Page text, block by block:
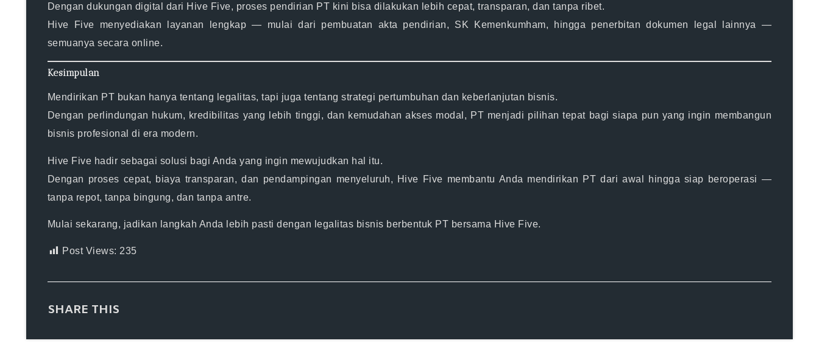
Dengan dukungan digital dari Hive Five, proses pendirian PT kini bisa dilakukan lebih cepat, transparan, dan tanpa ribet.
Hive Five menyediakan layanan lengkap — mulai dari pembuatan akta pendirian, SK Kemenkumham, hingga penerbitan dokumen legal lainnya —
semuanya secara online.
Kesimpulan
Mendirikan PT bukan hanya tentang legalitas, tapi juga tentangstrategi pertumbuhan dan keberlanjutan bisnis.
Dengan perlindungan hukum, kredibilitas yang lebih tinggi, dan kemudahan akses modal, PT menjadi pilihan tepat bagi siapa pun yang ingin membangun
bisnis profesional di era modern.
Hive Five hadir sebagai solusi bagi Anda yang ingin mewujudkan hal itu.
Dengan proses cepat, biaya transparan, dan pendampingan menyeluruh, Hive Five membantu Anda mendirikan PT dari awal hingga siap beroperasi —
tanpa repot, tanpa bingung, dan tanpa antre.
Mulai sekarang, jadikan langkah Anda lebih pasti dengan legalitas bisnis berbentuk PT bersama Hive Five.
Post Views: 235
SHARE THIS